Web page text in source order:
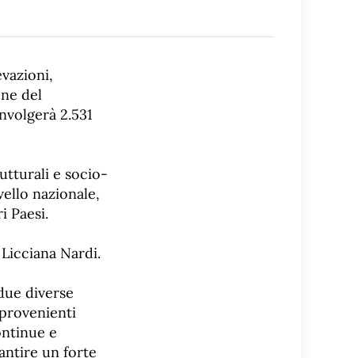
del
2.531
e socio-
nazionale,
Paesi.
Nardi.
diverse
e
un forte